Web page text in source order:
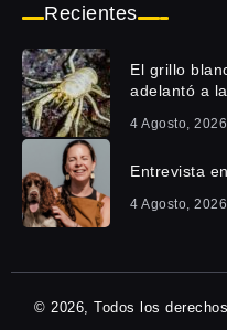
Recientes
El grillo
adelantó a
4 Agosto, 2026
Entrevista
4 Agosto, 2026
© 2026, Todos los